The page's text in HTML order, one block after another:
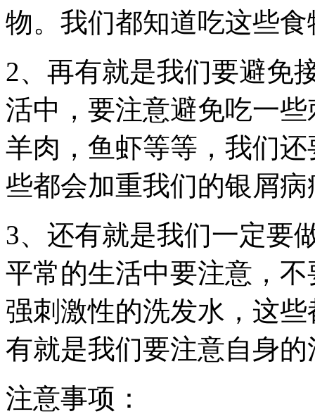
物。我们都知道吃这些
2、再有就是我们要避免
活中，要注意避免吃一
羊肉，鱼虾等等，我们
些都会加重我们的银屑病
3、还有就是我们一定要
平常的生活中要注意，
强刺激性的洗发水，这
有就是我们要注意自身的
注意事项：